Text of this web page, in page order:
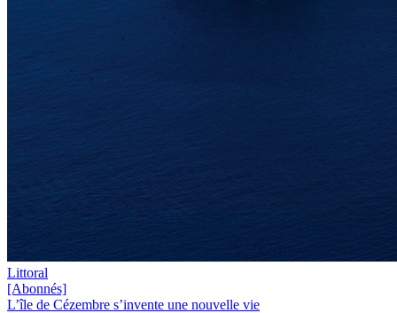
Littoral
[Abonnés]
L’île de Cézembre s’invente une nouvelle vie